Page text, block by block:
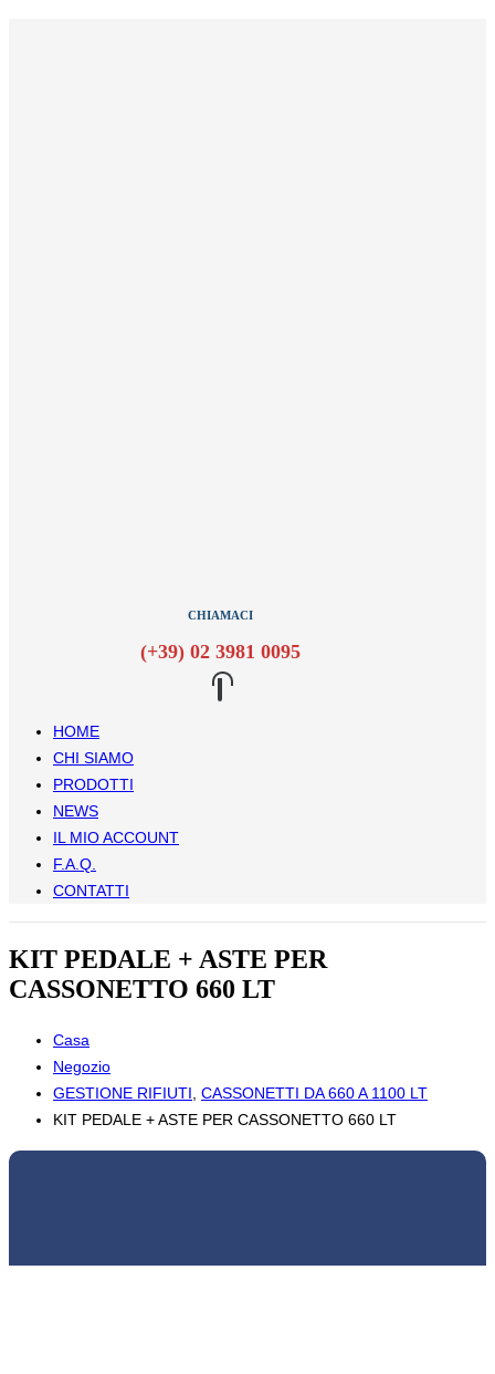
CHIAMACI
(+39) 02 3981 0095
HOME
CHI SIAMO
PRODOTTI
NEWS
IL MIO ACCOUNT
F.A.Q.
CONTATTI
KIT PEDALE + ASTE PER
CASSONETTO 660 LT
Casa
Negozio
GESTIONE RIFIUTI CASSONETTI DA 660 A 1100 LT
KIT PEDALE + ASTE PER CASSONETTO 660 LT